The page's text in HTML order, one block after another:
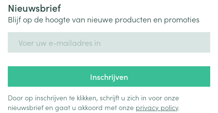
Nieuwsbrief
Blijf op de hoogte van nieuwe producten en promoties
Inschrijven
Door op inschrijven te klikken, schrijft u zich in voor onze
nieuwsbrief en gaat u akkoord met onze privacy policy.